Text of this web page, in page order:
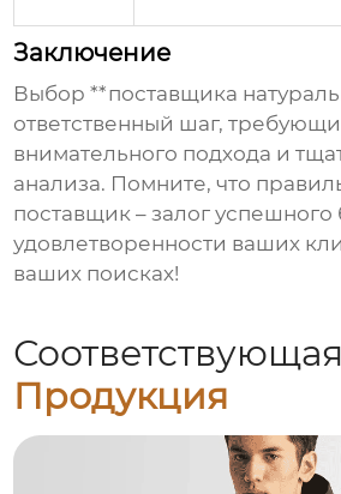
Заключение
Выбор **поставщика
ответственный шаг,
внимательного подхода и
анализа. Помните, что
поставщик – залог успешного
удовлетворенности ваших
ваших поисках!
Соответствующая
Продукция